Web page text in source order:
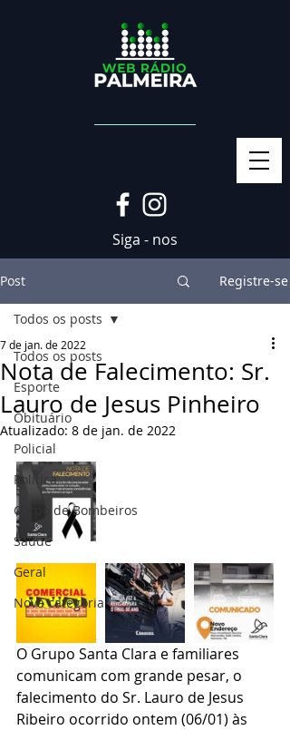
Siga - nos
Post Registre-se
Todos os posts
Esporte
Obituário
Policial
Politica
Corpo de Bombeiros
Saúde
Geral
Nova categoria
Todos os posts
Nota de Falecimento: Sr.
Lauro de Jesus Pinheiro
7 de jan. de 2022
Atualizado: 8 de jan. de 2022
O Grupo Santa Clara e familiares
comunicam com grande pesar, o
falecimento do Sr. Lauro de Jesus
Ribeiro ocorrido ontem (06/01) às